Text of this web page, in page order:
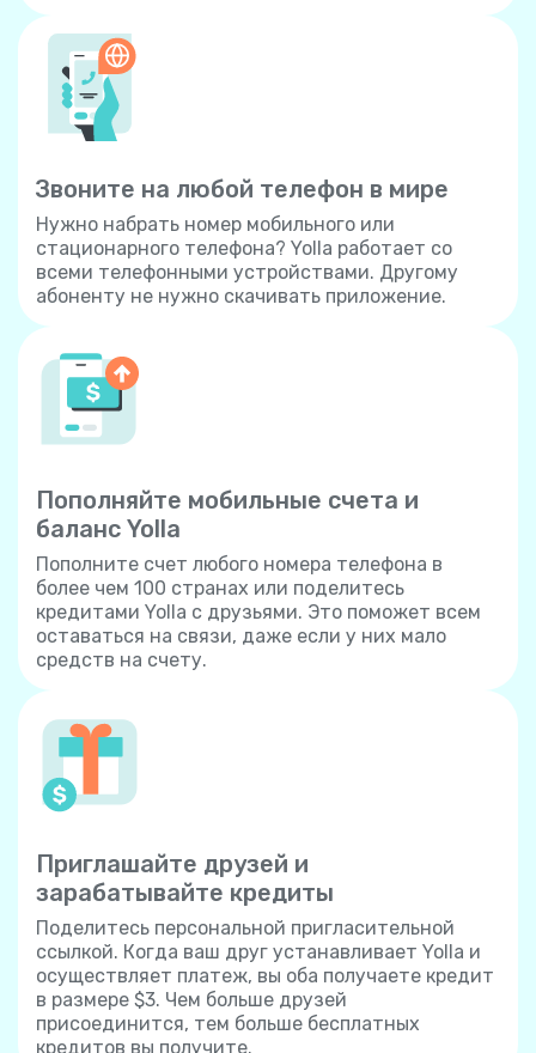
Звоните на любой телефон в мире
Нужно набрать номер мобильного или
стационарного телефона? Yolla работает со
всеми телефонными устройствами. Другому
абоненту не нужно скачивать приложение.
Пополняйте мобильные счета и
баланс Yolla
Пополните счет любого номера телефона в
более чем 100 странах или поделитесь
кредитами Yolla с друзьями. Это поможет всем
оставаться на связи, даже если у них мало
средств на счету.
Приглашайте друзей и
зарабатывайте кредиты
Поделитесь персональной пригласительной
ссылкой. Когда ваш друг устанавливает Yolla и
осуществляет платеж, вы оба получаете кредит
в размере $3. Чем больше друзей
присоединится, тем больше бесплатных
кредитов вы получите.